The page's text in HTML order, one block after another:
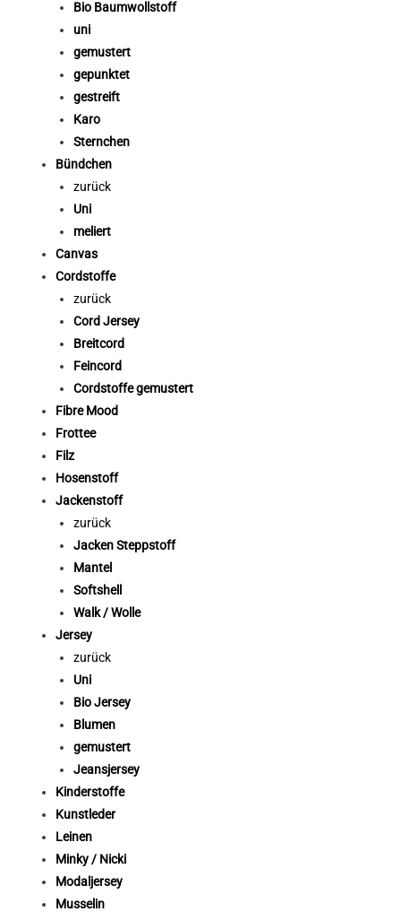
Bio Baumwollstoff
uni
gemustert
gepunktet
gestreift
Karo
Sternchen
Bündchen
zurück
Uni
meliert
Canvas
Cordstoffe
zurück
Cord Jersey
Breitcord
Feincord
Cordstoffe gemustert
Fibre Mood
Frottee
Filz
Hosenstoff
Jackenstoff
zurück
Jacken Steppstoff
Mantel
Softshell
Walk / Wolle
Jersey
zurück
Uni
Bio Jersey
Blumen
gemustert
Jeansjersey
Kinderstoffe
Kunstleder
Leinen
Minky / Nicki
Modaljersey
Musselin